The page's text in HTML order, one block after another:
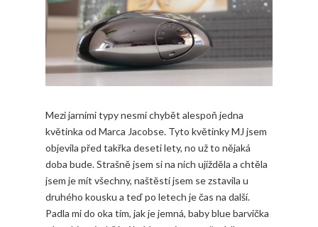
Mezi jarními typy nesmí chybět alespoň jedna
květinka od Marca Jacobse. Tyto květinky MJ jsem
objevila před takřka deseti lety, no už to nějaká
doba bude. Strašně jsem si na nich ujížděla a chtěla
jsem je mít všechny, naštěstí jsem se zstavila u
druhého kousku a teď po letech je čas na další.
Padla mi do oka tím, jak je jemná, baby blue barvička